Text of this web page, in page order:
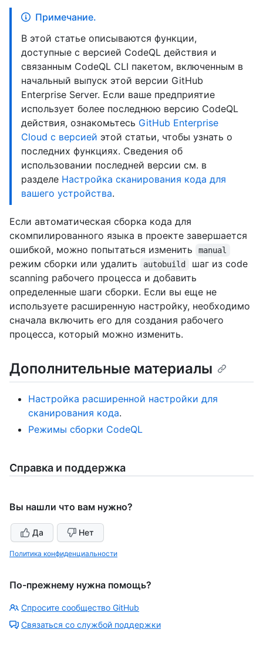
Примечание.
В этой статье описываются функции,
доступные с версией CodeQL действия и
связанным CodeQL CLI пакетом, включенным в
начальный выпуск этой версии GitHub
Enterprise Server. Если ваше предприятие
использует более последнюю версию CodeQL
действия, ознакомьтесь GitHub Enterprise
Cloud с версией этой статьи, чтобы узнать о
последних функциях. Сведения об
использовании последней версии см. в
разделе Настройка сканирования кода для
вашего устройства.
Если автоматическая сборка кода для
скомпилированного языка в проекте завершается
ошибкой, можно попытаться изменить
manual
режим сборки или удалить autobuild
шаг из code
scanning рабочего процесса и добавить
определенные шаги сборки. Если вы еще не
используете расширенную настройку, необходимо
сначала включить его для создания рабочего
процесса, который можно изменить.
Дополнительные материалы
Настройка расширенной настройки для
сканирования кода.
Режимы сборки CodeQL
Справка и поддержка
Вы нашли что вам нужно?
Да Нет
Политика конфиденциальности
По-прежнему нужна помощь?
Спросите сообщество GitHub
Связаться со службой поддержки